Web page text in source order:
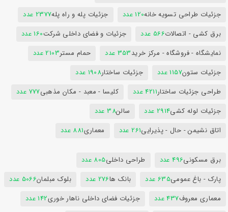
جزئیات طراحی تسویه خانه120 عدد جزئیات پله و راه پله2377 عدد
برق کشی - اتصالات566 عدد جزئیات و فضای داخلی شرکت160 عدد
نمایشگاه - فروشگاه - مرکز خرید353 عدد حمام مستر2103 عدد
جزئیات ستون1157 عدد جزئیات ساختار1908 عدد
طراحی جزئیات ساختار4211 عدد کلیسا - معبد - مکان مذهبی777 عدد
جزئیات لوله کشی2914 عدد سالن38 عدد
اتاق نشیمن - حال - پذیرایی261 عدد معماری881 عدد
برق مسکونی496 عدد طراحی داخلی805 عدد
پارک - باغ عمومی635 عدد بانک ها276 عدد بلوک مبلمان5066 عدد
معماری معروف437 عدد جزئیات فضای داخلی ناهار خوری142 عدد